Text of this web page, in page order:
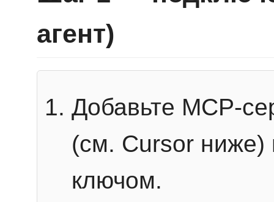
агент)
Добавьте MCP-
(см. Cursor ниже)
ключом.